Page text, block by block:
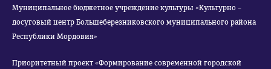
Муниципальное бюджетное учреждение культуры «Культурно –
досуговый центр Большеберезниковского муниципального района
Республики Мордовия»
Приоритетный проект «Формирование современной городской